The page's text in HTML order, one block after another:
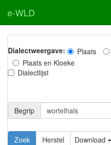
e-WLD
Dialectweergave: Plaats
Plaats en Kloeke
Dialectlijst
Begrip
Zoek Herstel
Download